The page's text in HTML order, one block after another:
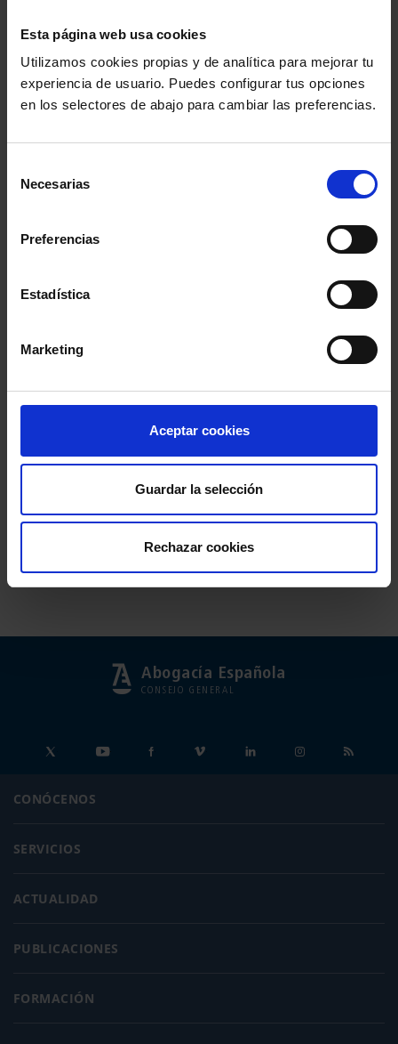
Esta página web usa cookies
Utilizamos cookies propias y de analítica para mejorar tu
experiencia de usuario. Puedes configurar tus opciones
en los selectores de abajo para cambiar las preferencias.
Necesarias
Preferencias
Estadística
Marketing
Aceptar cookies
Guardar la selección
Rechazar cookies
Abogacía Española
CONSEJO GENERAL
CONÓCENOS
SERVICIOS
ACTUALIDAD
PUBLICACIONES
FORMACIÓN